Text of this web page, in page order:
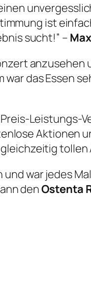
ist
sucht!” –
das Essen
Leistungs-
Aktionen
tollen
und war jedes
denOstenta